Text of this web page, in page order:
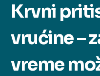
Krvni
vrućine –
vreme